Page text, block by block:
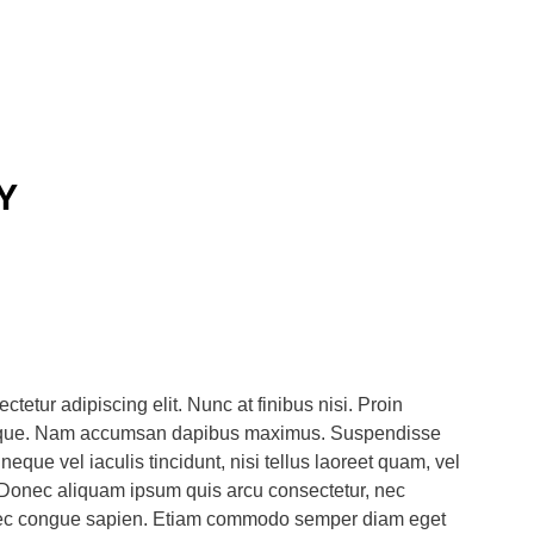
adipiscing elit. Nunc at finibus nisi. Proin
Nam accumsan dapibus maximus. Suspendisse
vel iaculis tincidunt, nisi tellus laoreet quam, vel
aliquam ipsum quis arcu consectetur, nec
congue sapien. Etiam commodo semper diam eget